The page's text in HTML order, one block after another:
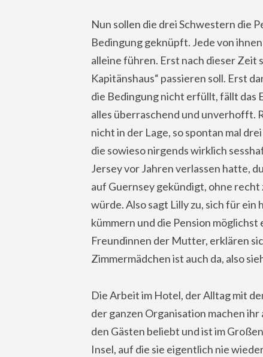
Nun sollen die drei Schwestern die
Bedingung geknüpft. Jede von
alleine führen. Erst nach dieser Zeit
Kapitänshaus“ passieren soll. Erst
die Bedingung nicht erfüllt, fällt das
alles überraschend und unverhofft.
nicht in der Lage, so spontan mal
die sowieso nirgends wirklich
Jersey vor Jahren verlassen hatte,
auf Guernsey gekündigt, ohne recht
würde. Also sagt Lilly zu, sich für ein
kümmern und die Pension
Freundinnen der Mutter, erklären
Zimmermädchen ist auch da, also
Die Arbeit im Hotel, der Alltag mit
der ganzen Organisation machen
den Gästen beliebt und ist im
Insel, auf die sie eigentlich nie